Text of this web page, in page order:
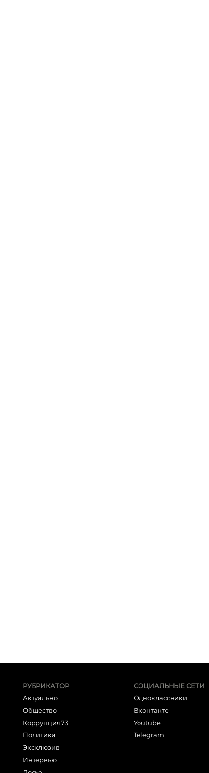
РУБРИКАТОР
Актуально
Общество
Коррупция73
Политика
Эксклюзив
Интервью
СОЦИАЛЬНЫЕ СЕТИ
Одноклассники
Вконтакте
Youtube
Telegram